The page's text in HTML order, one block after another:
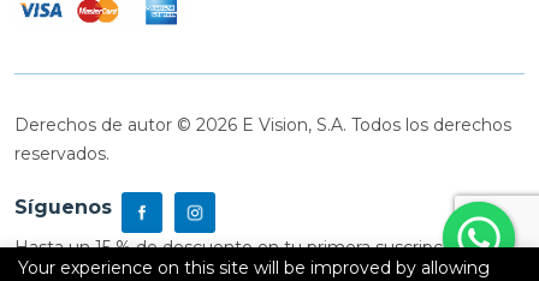
Derechos de autor © 2026 E Vision, S.A. Todos los derechos
reservados.
Síguenos
Hasta un 15 % de descuento en tu primera suscripción
Your experience on this site will be improved by allowing